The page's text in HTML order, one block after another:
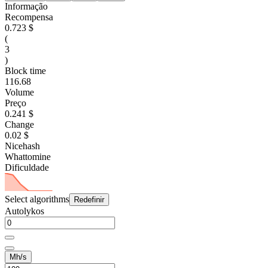
Informação
Recompensa
0.723 $
(
3
)
Block time
116.68
Volume
Preço
0.241 $
Change
0.02 $
Nicehash
Whattomine
Dificuldade
Select algorithms Redefinir
Autolykos
Mh/s